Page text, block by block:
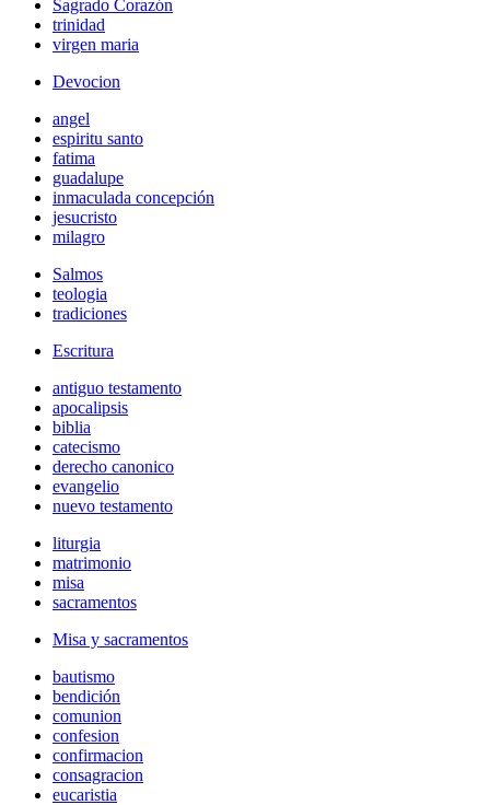
Sagrado Corazón
trinidad
virgen maria
Devocion
angel
espiritu santo
fatima
guadalupe
inmaculada concepción
jesucristo
milagro
Salmos
teologia
tradiciones
Escritura
antiguo testamento
apocalipsis
biblia
catecismo
derecho canonico
evangelio
nuevo testamento
liturgia
matrimonio
misa
sacramentos
Misa y sacramentos
bautismo
bendición
comunion
confesion
confirmacion
consagracion
eucaristia